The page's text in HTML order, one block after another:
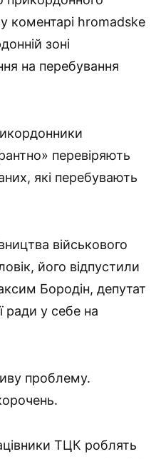
коментарі hromadske
зоні
на перебування
перевіряють
які перебувають
військового
його відпустили
Бородін, депутат
ради у себе на
проблему.
ТЦК роблять